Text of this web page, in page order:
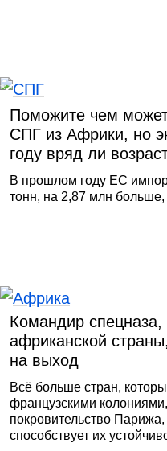
Поможите чем
СПГ из Африки, но
году вряд ли
В прошлом году ЕС
тонн, на 2,87 млн
Командир
африканской
на выход
Всё больше стран,
французскими
покровительство
способствует их